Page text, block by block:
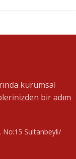
kurumsal
bir adım
No:15 Sultanbeyli/